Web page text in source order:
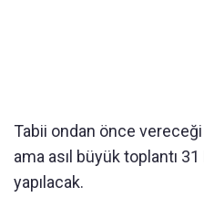
Tabii ondan önce
ama asıl büyük toplantı
yapılacak.